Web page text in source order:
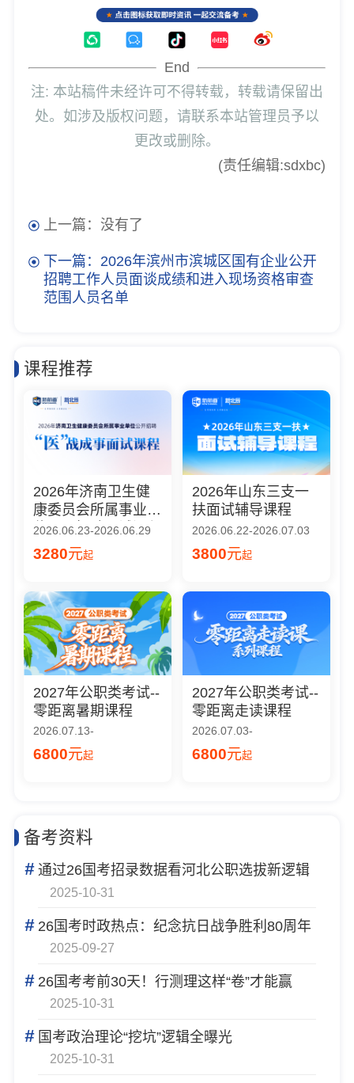
End
注: 本站稿件未经许可不得转载，转载请保留出
处。如涉及版权问题，请联系本站管理员予以
更改或删除。
(责任编辑:sdxbc)
上一篇：没有了
下一篇：2026年滨州市滨城区国有企业公开
招聘工作人员面谈成绩和进入现场资格审查
范围人员名单
课程推荐
2026年济南卫生健
康委员会所属事业单
位公开招聘面试课程
2026.06.23-2026.06.29
3280元起
2026年山东三支一
扶面试辅导课程
2026.06.22-2026.07.03
3800元起
2027年公职类考试--
零距离暑期课程
2026.07.13-
6800元起
2027年公职类考试--
零距离走读课程
2026.07.03-
6800元起
备考资料
#通过26国考招录数据看河北公职选拔新逻辑
2025-10-31
#26国考时政热点：纪念抗日战争胜利80周年
2025-09-27
#26国考考前30天！行测理这样“卷”才能赢
2025-10-31
#国考政治理论“挖坑”逻辑全曝光
2025-10-31